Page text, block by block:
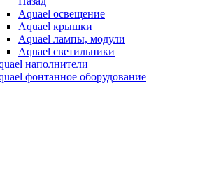
Aquael освещение
Aquael крышки
Aquael лампы, модули
Aquael светильники
наполнители
фонтанное оборудование